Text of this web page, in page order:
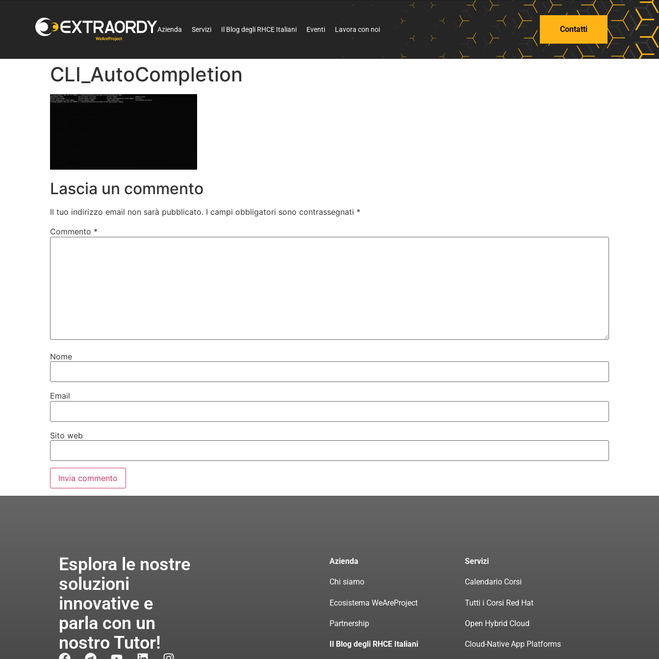
Azienda Servizi Il Blog degli RHCE Italiani Eventi Lavora con noi Contatti
CLI_AutoCompletion
Lascia un commento
Il tuo indirizzo email non sarà pubblicato. I campi obbligatori sono contrassegnati *
Commento *
Nome
Email
Sito web
Esplora le nostre
soluzioni
innovative e
parla con un
nostro Tutor!
Azienda
Chi siamo
Ecosistema WeAreProject
Partnership
Il Blog degli RHCE Italiani
Servizi
Calendario Corsi
Tutti i Corsi Red Hat
Open Hybrid Cloud
Cloud-Native App Platforms